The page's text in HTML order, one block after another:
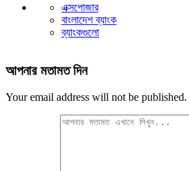
এক্সপোজার
বাংলাদেশ ব্যাংক
ব্যাংকগুলো
আপনার মতামত দিন
Your email address will not be published.